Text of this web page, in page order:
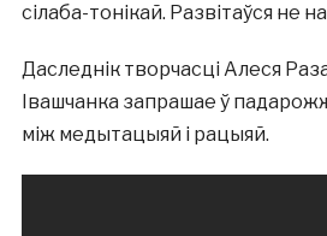
сілаба-тонікай. Развітаўся не
Даследнік творчасці Алеся
Івашчанка запрашае ў
між медытацыяй і рацыяй.